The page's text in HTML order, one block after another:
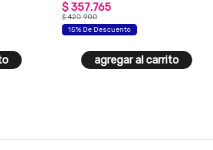
$357.765
$ 420.900
15% De Descuento
agregar al carrito